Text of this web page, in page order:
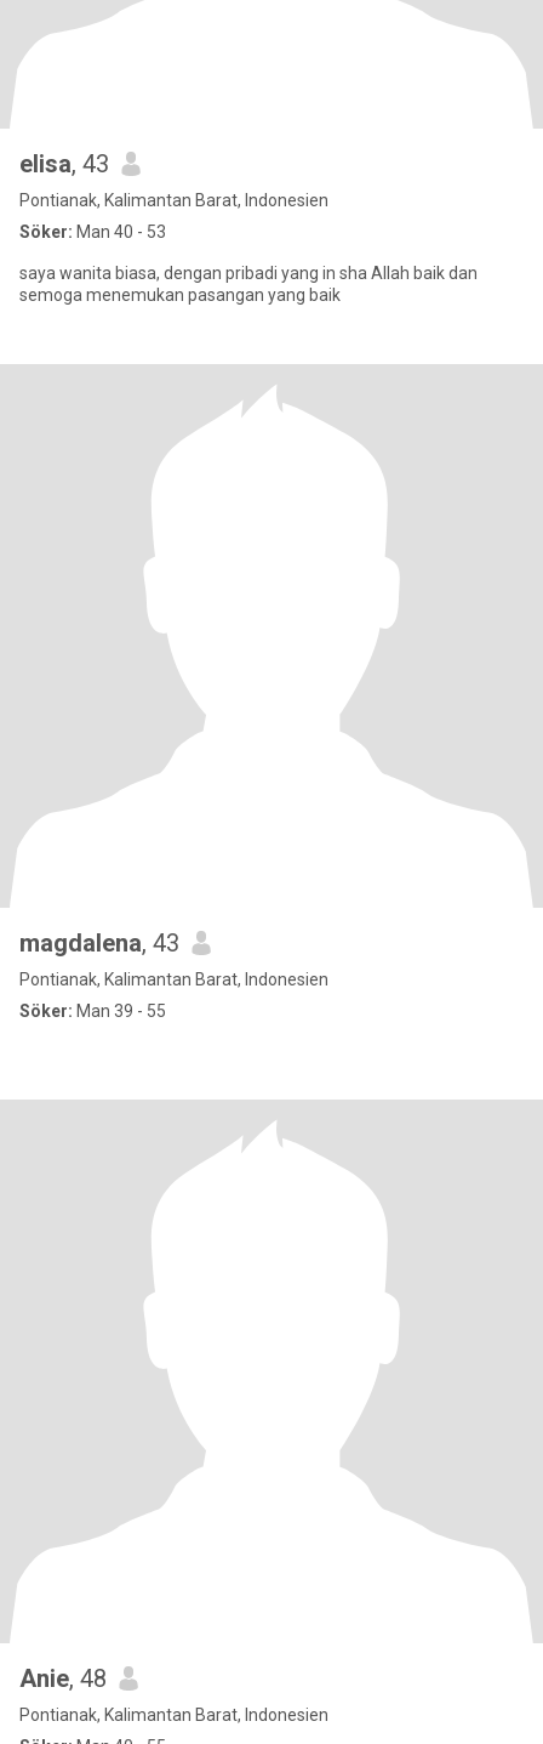
elisa, 43
Pontianak, Kalimantan Barat, Indonesien
Söker: Man 40 - 53
saya wanita biasa, dengan pribadi yang in sha Allah baik dan
semoga menemukan pasangan yang baik
magdalena, 43
Pontianak, Kalimantan Barat, Indonesien
Söker: Man 39 - 55
Anie, 48
Pontianak, Kalimantan Barat, Indonesien